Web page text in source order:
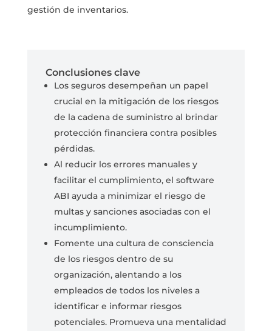
gestión de inventarios.
Conclusiones clave
Los seguros desempeñan un papel
crucial en la mitigación de los riesgos
de la cadena de suministro al brindar
protección financiera contra posibles
pérdidas.
Al reducir los errores manuales y
facilitar el cumplimiento, el software
ABI ayuda a minimizar el riesgo de
multas y sanciones asociadas con el
incumplimiento.
Fomente una cultura de consciencia
de los riesgos dentro de su
organización, alentando a los
empleados de todos los niveles a
identificar e informar riesgos
potenciales. Promueva una mentalidad